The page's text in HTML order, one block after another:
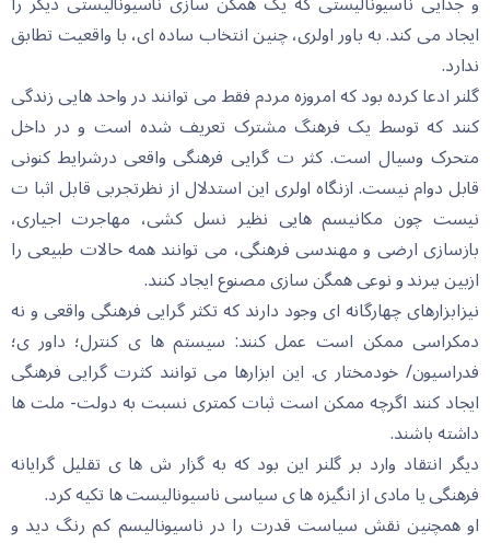
ایجاد می کند. به باور اولری، چنین انتخاب ساده ای، با واقعیت تطابق
ندارد.
گلنر ادعا کرده بود که امروزه مردم فقط می توانند در واحد هایی زندگی
کنند که توسط یک فرهنگ مشترک تعریف شده است و در داخل
متحرک وسیال است. کثر ت گرایی فرهنگی واقعی درشرایط کنونی
قابل دوام نیست. ازنگاه اولری این استدلال از نظرتجربی قابل اثبا ت
نیست چون مکانیسم هایی نظیر نسل کشی، مهاجرت اجیاری،
بازسازی ارضی و مهندسی فرهنگی، می توانند همه حالات طبیعی را
ازبین ببرند و نوعی همگن سازی مصنوع ایجاد کنند.
نیزابزارهای چهارگانه ای وجود دارند که تکثر گرایی فرهنگی واقعی و نه
دمکراسی ممکن است عمل کنند: سیستم ها ی کنترل؛ داور ی؛
فدراسیون/ خودمختار ی. این ابزارها می توانند کثرت گرایی فرهنگی
ایجاد کنند اگرچه ممکن است ثبات کمتری نسبت به دولت- ملت ها
داشته باشند.
دیگر انتقاد وارد بر گلنر این بود که به گزار ش ها ی تقلیل گرایانه
فرهنگی یا مادی از انگیزه ها ی سیاسی ناسیونالیست ها تکیه کرد.
او همچنین نقش سیاست قدرت را در ناسیونالیسم کم رنگ دید و